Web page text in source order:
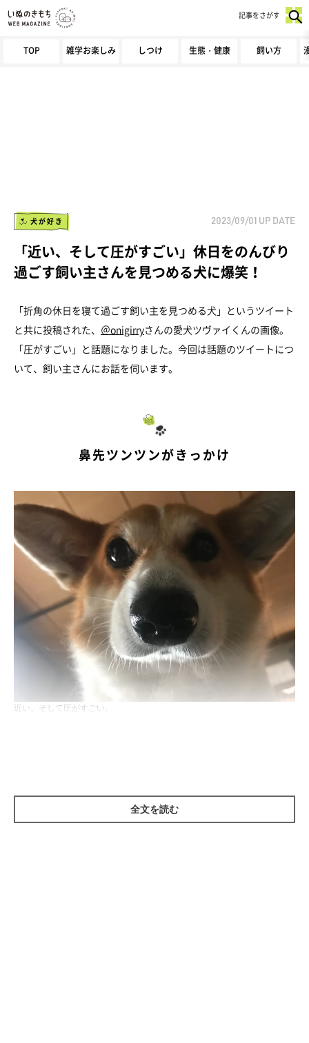
TOP 雑学お楽しみ しつけ 生態・健康 飼い方
記事をさがす
犬が好き 2023/09/01 UP DATE
「近い、そして圧がすごい」休日をのんびり
過ごす飼い主さんを見つめる犬に爆笑！
「折角の休日を寝て過ごす飼い主を見つめる犬」というツイート
と共に投稿された、 ＠onigirryさんの愛犬ツヴァイくんの画像。
「圧がすごい」と話題になりました。今回は話題のツイートにつ
いて、飼い主さんにお話を伺います。
鼻先ツンツンがきっかけ
近い。そして圧がすごい。
きました。
全文を読む